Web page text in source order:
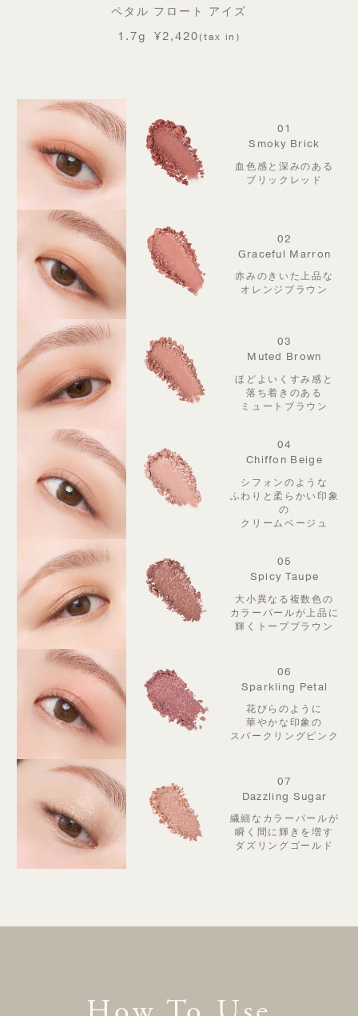
ペタル フロート アイズ
1.7g
¥2,420(tax in)
01
Smoky Brick
血色感と深みのある
ブリックレッド
02
Graceful Marron
赤みのきいた上品な
オレンジブラウン
03
Muted Brown
ほどよいくすみ感と
落ち着きのある
ミュートブラウン
04
Chiffon Beige
シフォンのような
ふわりと柔らかい印象
の
クリームベージュ
05
Spicy Taupe
大小異なる複数色の
カラーパールが上品に
輝くトープブラウン
06
Sparkling Petal
花びらのように
華やかな印象の
スパークリングピンク
07
Dazzling Sugar
繊細なカラーパールが
瞬く間に輝きを増す
ダズリングゴールド